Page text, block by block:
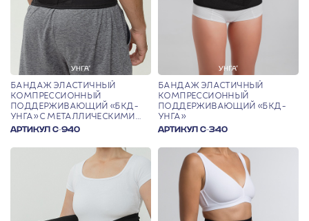
БАНДАЖ ЭЛАСТИЧНЫЙ
КОМПРЕССИОННЫЙ
ПОДДЕРЖИВАЮЩИЙ «БКД-
УНГА» С МЕТАЛЛИЧЕСКИМИ
ВСТАВКАМИ (УЛУЧШЕННАЯ
АРТИКУЛ С-940
БАНДАЖ ЭЛАСТИЧНЫЙ
КОМПРЕССИОННЫЙ
ПОДДЕРЖИВАЮЩИЙ «БКД-
УНГА»
АРТИКУЛ С-340